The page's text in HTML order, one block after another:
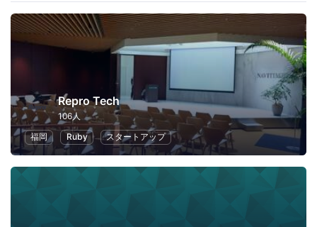
Repro Tech
106人
福岡
Ruby スタートアップ